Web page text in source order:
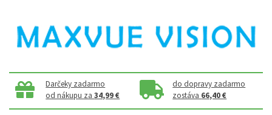
Darčeky zadarmo
od nákupu za34,99 €
do dopravy zadarmo
zostáva 66,40 €